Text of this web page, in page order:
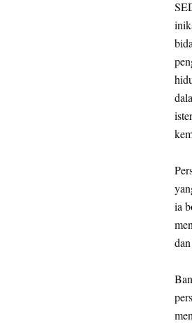
ia